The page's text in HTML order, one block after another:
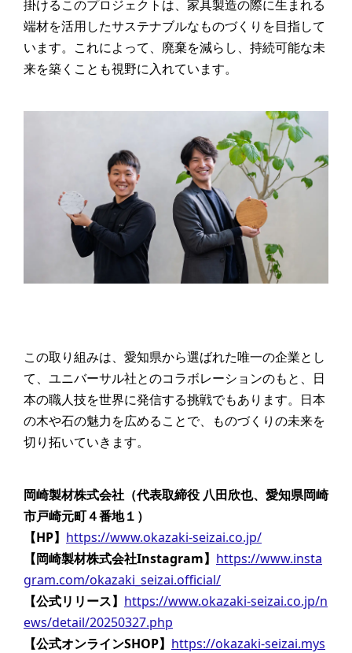
掛けるこのプロジェクトは、家具製造の際に生まれる
端材を活用したサステナブルなものづくりを目指して
います。これによって、廃棄を減らし、持続可能な未
来を築くことも視野に入れています。
この取り組みは、愛知県から選ばれた唯一の企業とし
て、ユニバーサル社とのコラボレーションのもと、日
本の職人技を世界に発信する挑戦でもあります。日本
の木や石の魅力を広めることで、ものづくりの未来を
切り拓いていきます。
岡崎製材株式会社（代表取締役 八田欣也、愛知県岡崎
市戸崎元町４番地１）
【HP】 https://www.okazaki-seizai.co.jp/
【岡崎製材株式会社Instagram】 https://www.insta
gram.com/okazaki_seizai.official/
【公式リリース】 https://www.okazaki-seizai.co.jp/n
ews/detail/20250327.php
【公式オンラインSHOP】 https://okazaki-seizai.mys